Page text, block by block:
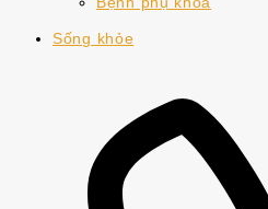
Sống khỏe